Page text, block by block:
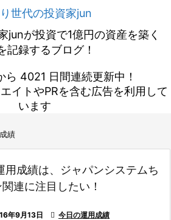
世代の投資家jun
junが投資で1億円の資産を築く
記録するブログ！
4021 日間連続更新中！
イトやPRを含む広告を利用して
います
績
成績は、ジャパンシステムち
連に注目したい！
年9月13日  今日の運用成績